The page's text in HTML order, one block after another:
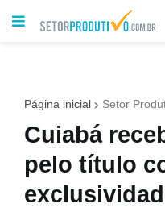
Página inicial Setor
Cuiabá
pelo título